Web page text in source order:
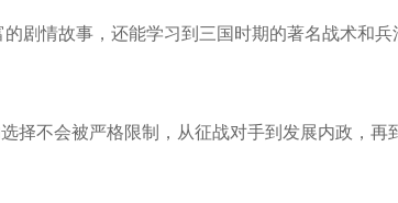
剧情故事，还能学习到三国时期的著名战术和兵
择不会被严格限制，从征战对手到发展内政，再